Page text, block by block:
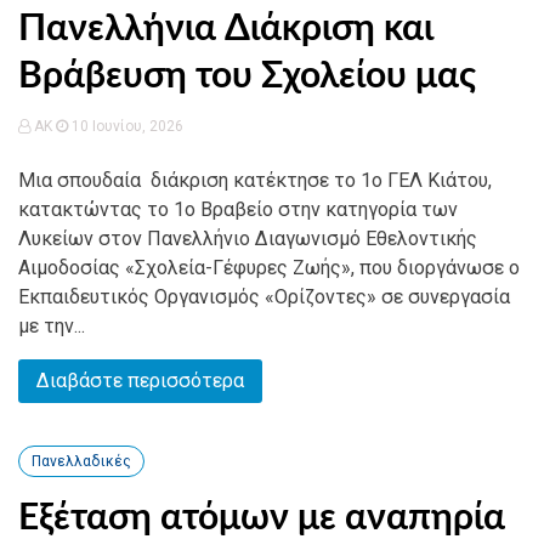
Πανελλήνια Διάκριση και
Βράβευση του Σχολείου μας
AK 10 Ιουνίου, 2026
Μια σπουδαία διάκριση κατέκτησε το 1ο ΓΕΛ Κιάτου,
κατακτώντας το 1ο Βραβείο στην κατηγορία των
Λυκείων στον Πανελλήνιο Διαγωνισμό Εθελοντικής
Αιμοδοσίας «Σχολεία-Γέφυρες Ζωής», που διοργάνωσε ο
Εκπαιδευτικός Οργανισμός «Ορίζοντες» σε συνεργασία
με την...
Διαβάστε περισσότερα
Πανελλαδικές
Εξέταση ατόμων με αναπηρία